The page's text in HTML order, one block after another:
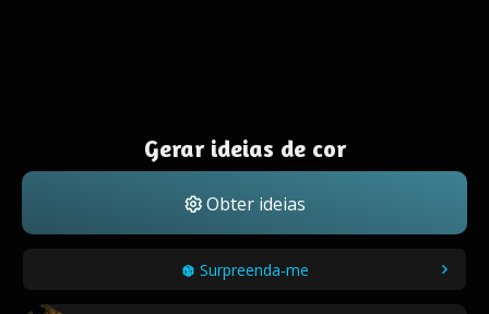
Gerar ideias de cor
Obter ideias
Surpreenda-me